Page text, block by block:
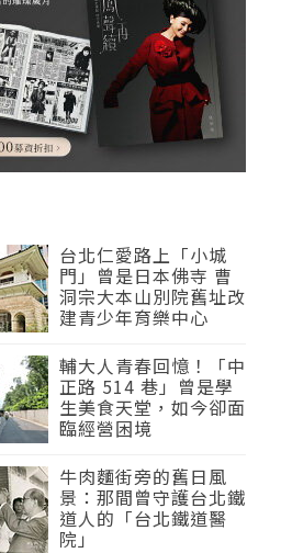
台北仁愛路上「小城
門」曾是日本佛寺 曹
洞宗大本山別院舊址改
建青少年育樂中心
輔大人青春回憶！「中
正路 514 巷」曾是學
生美食天堂，如今卻面
臨經營困境
牛肉麵街旁的舊日風
景：那間曾守護台北鐵
道人的「台北鐵道醫
院」